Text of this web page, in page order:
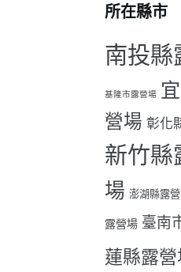
所在縣市
南投縣
基隆市露營場
營場 彰化
新竹縣
場 澎湖縣露
露營場 臺南
蓮縣露營